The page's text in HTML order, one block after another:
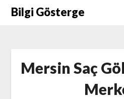
SkipBilgi Gösterge
Mersin Saç